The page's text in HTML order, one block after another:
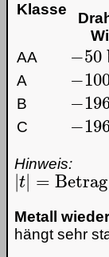
Klasse
AA
50
A
100
B
196
C
196
Hinweis:
|t|=Betrag
Metall
hängt sehr